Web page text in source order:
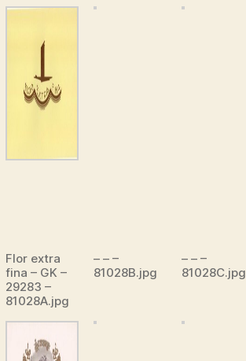
Flor extra
fina – GK –
29283 –
81028A.jpg
– – –
81028B.jpg
– – –
81028C.jpg